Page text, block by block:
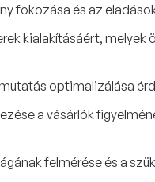
fokozása és az
kialakításáért, melyek
optimalizálása
a vásárlók
felmérése és a